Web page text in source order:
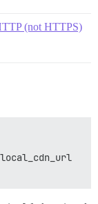
(not HTTPS)